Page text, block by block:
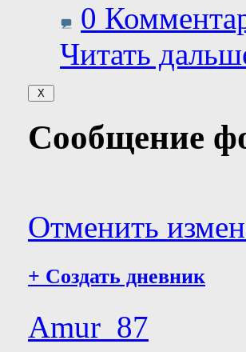
0
Читать
Сообщение
Отменить
+ Создать дневник
Amur_87